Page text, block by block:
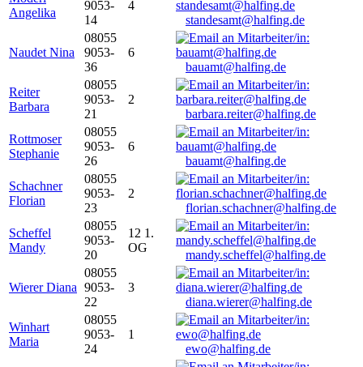
Angelika
9053-
14
4
standesamt@halfing.de
Naudet Nina
08055
9053-
36
6
bauamt@halfing.de
Reiter
Barbara
08055
9053-
21
2
barbara.reiter@halfing.de
Rottmoser
Stephanie
08055
9053-
26
6
bauamt@halfing.de
Schachner
Florian
08055
9053-
23
2
florian.schachner@halfing.de
Scheffel
Mandy
08055
9053-
20
12 1.
OG
mandy.scheffel@halfing.de
Wierer Diana
08055
9053-
22
3
diana.wierer@halfing.de
Winhart
Maria
08055
9053-
24
1
ewo@halfing.de